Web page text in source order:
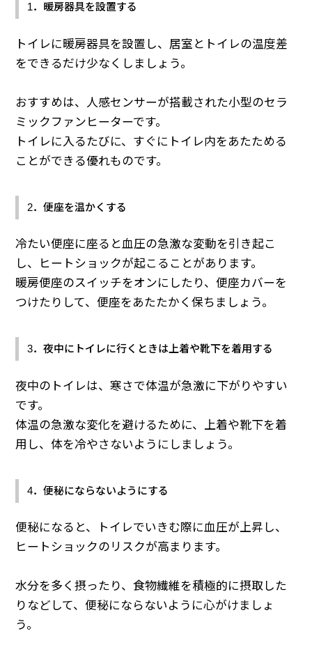
1．暖房器具を設置する
トイレに暖房器具を設置し、居室とトイレの温度差
をできるだけ少なくしましょう。
おすすめは、人感センサーが搭載された小型のセラ
ミックファンヒーターです。
トイレに入るたびに、すぐにトイレ内をあたためる
ことができる優れものです。
2．便座を温かくする
冷たい便座に座ると血圧の急激な変動を引き起こ
し、ヒートショックが起こることがあります。
暖房便座のスイッチをオンにしたり、便座カバーを
つけたりして、便座をあたたかく保ちましょう。
3．夜中にトイレに行くときは上着や靴下を着用する
夜中のトイレは、寒さで体温が急激に下がりやすい
です。
体温の急激な変化を避けるために、上着や靴下を着
用し、体を冷やさないようにしましょう。
4．便秘にならないようにする
便秘になると、トイレでいきむ際に血圧が上昇し、
ヒートショックのリスクが高まります。
水分を多く摂ったり、食物繊維を積極的に摂取した
りなどして、便秘にならないように心がけましょ
う。